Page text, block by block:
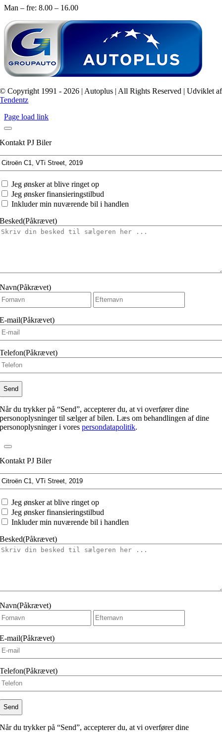
Man – fre: 8.00 – 16.00
© Copyright 1991 - 2026 | Autoplus | All Rights Reserved | Udviklet af
Tendentz
Page load link
Kontakt PJ Biler
Jeg ønsker at blive ringet op
Jeg ønsker finansieringstilbud
Inkluder min nuværende bil i handlen
Besked(Påkrævet)
Navn(Påkrævet)
Fornavn
E-mail(Påkrævet)
Telefon(Påkrævet)
Når du trykker på “Send”, accepterer du, at vi overfører dine
personoplysninger til sælger af bilen. Læs om behandlingen af dine
personoplysninger i vorespersondatapolitik.
Kontakt PJ Biler
Jeg ønsker at blive ringet op
Jeg ønsker finansieringstilbud
Inkluder min nuværende bil i handlen
Besked(Påkrævet)
Navn(Påkrævet)
Fornavn
E-mail(Påkrævet)
Telefon(Påkrævet)
Når du trykker på “Send”, accepterer du, at vi overfører dine